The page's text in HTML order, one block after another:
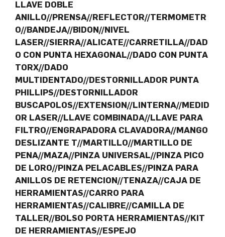
LLAVE DOBLE
ANILLO//PRENSA//REFLECTOR//TERMOMETR
O//BANDEJA//BIDON//NIVEL
LASER//SIERRA//ALICATE//CARRETILLA//DAD
O CON PUNTA HEXAGONAL//DADO CON PUNTA
TORX//DADO
MULTIDENTADO//DESTORNILLADOR PUNTA
PHILLIPS//DESTORNILLADOR
BUSCAPOLOS//EXTENSION//LINTERNA//MEDID
OR LASER//LLAVE COMBINADA//LLAVE PARA
FILTRO//ENGRAPADORA CLAVADORA//MANGO
DESLIZANTE T//MARTILLO//MARTILLO DE
PENA//MAZA//PINZA UNIVERSAL//PINZA PICO
DE LORO//PINZA PELACABLES//PINZA PARA
ANILLOS DE RETENCION//TENAZA//CAJA DE
HERRAMIENTAS//CARRO PARA
HERRAMIENTAS//CALIBRE//CAMILLA DE
TALLER//BOLSO PORTA HERRAMIENTAS//KIT
DE HERRAMIENTAS//ESPEJO